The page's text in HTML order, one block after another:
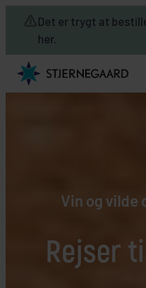
Det er trygt at
her.
Skip to main content
Rejser
Vin og vilde